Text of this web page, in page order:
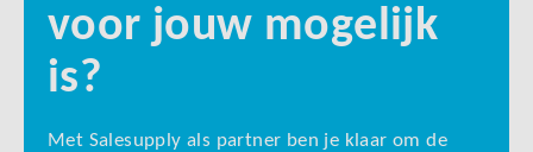
voor jouw mogelijk
is?
Met Salesupply als partner ben je klaar om de